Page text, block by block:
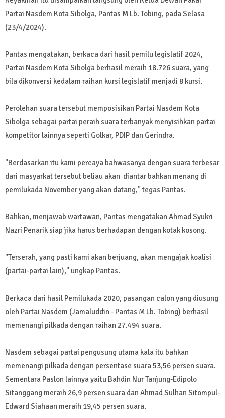
Partai Nasdem Kota Sibolga, Pantas M Lb. Tobing, pada Selasa
(23/4/2024).
Pantas mengatakan, berkaca dari hasil pemilu legislatif 2024,
Partai Nasdem Kota Sibolga berhasil meraih 18.726 suara, yang
bila dikonversi kedalam raihan kursi legislatif menjadi 8 kursi.
Perolehan suara tersebut memposisikan Partai Nasdem Kota
Sibolga sebagai partai peraih suara terbanyak menyisihkan partai
kompetitor lainnya seperti Golkar, PDIP dan Gerindra.
"Berdasarkan itu kami percaya bahwasanya dengan suara terbesar
dari masyarkat tersebut beliau akan diantar bahkan menang di
pemilukada November yang akan datang," tegas Pantas.
Bahkan, menjawab wartawan, Pantas mengatakan Ahmad Syukri
Nazri Penarik siap jika harus berhadapan dengan kotak kosong.
"Terserah, yang pasti kami akan berjuang, akan mengajak koalisi
(partai-partai lain)," ungkap Pantas.
Berkaca dari hasil Pemilukada 2020, pasangan calon yang diusung
oleh Partai Nasdem (Jamaluddin - Pantas M Lb. Tobing) berhasil
memenangi pilkada dengan raihan 27.494 suara.
Nasdem sebagai partai pengusung utama kala itu bahkan
memenangi pilkada dengan persentase suara 53,56 persen suara.
Sementara Paslon lainnya yaitu Bahdin Nur Tanjung-Edipolo
Sitanggang meraih 26,9 persen suara dan Ahmad Sulhan Sitompul-
Edward Siahaan meraih 19,45 persen suara.